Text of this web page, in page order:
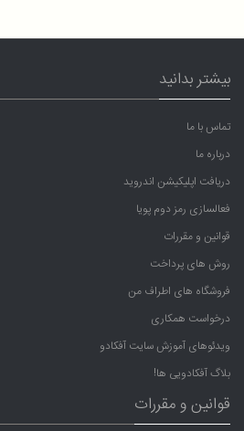
بیشتر بدانید
تماس با ما
درباره ما
دریافت اپلیکیشن اندروید
فعالسازی رمز دوم پویا
قوانین و مقررات
روش های پرداخت
فروشگاه های اطراف من
درخواست همکاری
ویدئوهای آموزش سایت آفکادو
بلاگ آفکادویی ها!
قوانین و مقررات